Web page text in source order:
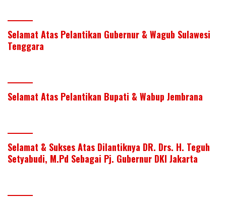
Selamat Atas Pelantikan Gubernur & Wagub Sulawesi
Tenggara
Selamat Atas Pelantikan Bupati & Wabup Jembrana
Selamat & Sukses Atas Dilantiknya DR. Drs. H. Teguh
Setyabudi, M.Pd Sebagai Pj. Gubernur DKI Jakarta